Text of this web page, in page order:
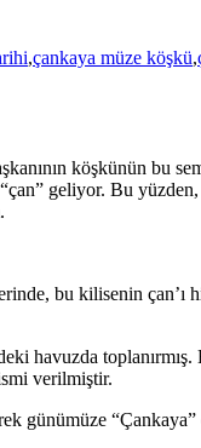
,çankaya müze köşkü,
köşkünün bu
geliyor. Bu
bu kilisenin çan’ı
havuzda
verilmiştir.
günümüze